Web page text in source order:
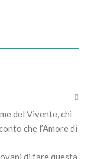
del Vivente, chi
che l’Amore di